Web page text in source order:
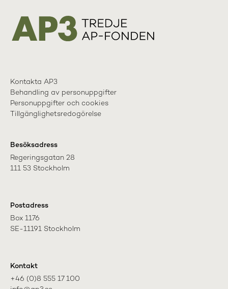
Kontakta AP3
Behandling av personuppgifter
Personuppgifter och cookies
Tillgänglighetsredogörelse
Besöksadress
Regeringsgatan 28
111 53 Stockholm
Postadress
Box 1176
SE-11191 Stockholm
Kontakt
+46 (0)8 555 17 100